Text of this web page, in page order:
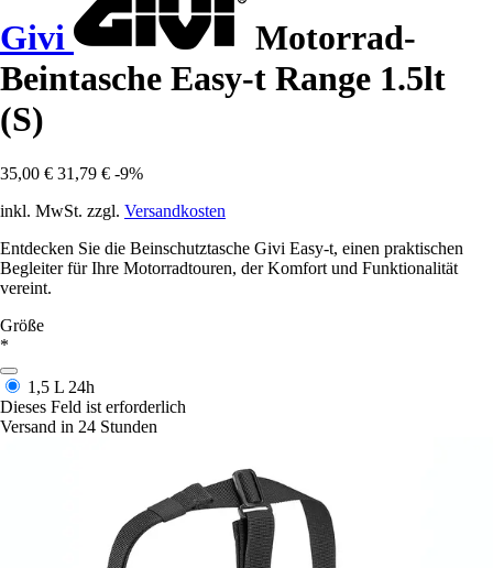
Givi
Motorrad-
Beintasche Easy-t Range 1.5lt
(S)
35,00 € 31,79 € -9%
inkl. MwSt. zzgl. Versandkosten
Entdecken Sie die Beinschutztasche Givi Easy-t, einen praktischen
Begleiter für Ihre Motorradtouren, der Komfort und Funktionalität
vereint.
Größe
*
1,5 L 24h
Dieses Feld ist erforderlich
Versand in 24 Stunden